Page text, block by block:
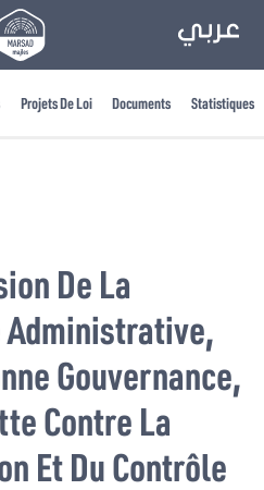
Projets De Loi Documents Statistiques
De La
Administrative,
Gouvernance,
Contre La
Et Du Contrôle